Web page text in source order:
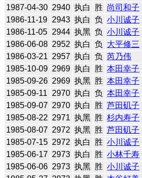
1987-04-30 2940 执白 胜 尚司和子
1986-11-19 2943 执白 负 小川诚子
1986-11-05 2944 执黑 负 小川诚子
1986-06-08 2952 执白 负 大平修三
1986-03-21 2957 执白 负 芮乃伟
1985-10-09 2969 执白 胜 本田幸子
1985-09-26 2969 执黑 胜 本田幸子
1985-09-11
2970 执白 负 本田幸子
1985-09-07 2970 执白 胜 芦田矶子
1985-08-22 2971 执黑 胜 杉内寿子
1985-08-07 2972 执黑 胜 芦田矶子
1985-07-15 2972 执白 胜 小川诚子
1985-06-17 2973 执白 胜 小林千寿
1985-06-06 2973 执黑 胜 小川诚子